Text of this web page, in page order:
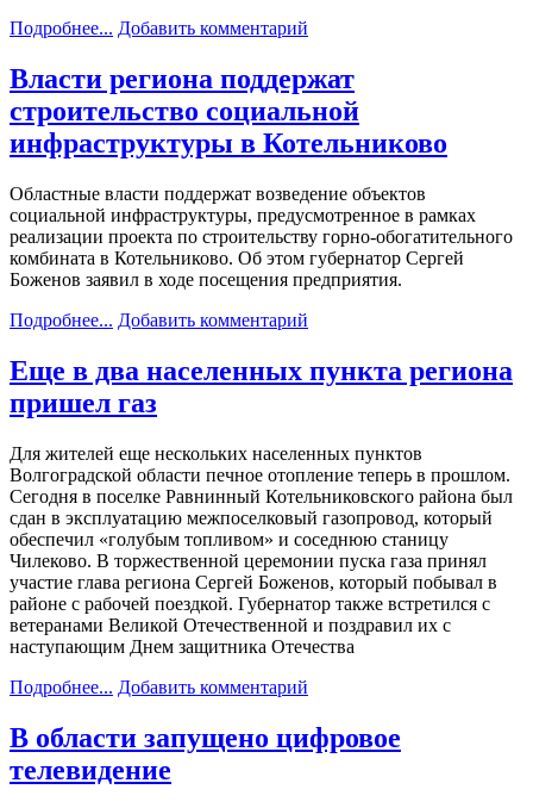
Подробнее... Добавить комментарий
Власти региона поддержат
строительство социальной
инфраструктуры в Котельниково
Областные власти поддержат возведение объектов
социальной инфраструктуры, предусмотренное в рамках
реализации проекта по строительству горно-обогатительного
комбината в Котельниково. Об этом губернатор Сергей
Боженов заявил в ходе посещения предприятия.
Подробнее... Добавить комментарий
Еще в два населенных пункта региона
пришел газ
Для жителей еще нескольких населенных пунктов
Волгоградской области печное отопление теперь в прошлом.
Сегодня в поселке Равнинный Котельниковского района был
сдан в эксплуатацию межпоселковый газопровод, который
обеспечил «голубым топливом» и соседнюю станицу
Чилеково. В торжественной церемонии пуска газа принял
участие глава региона Сергей Боженов, который побывал в
районе с рабочей поездкой. Губернатор также встретился с
ветеранами Великой Отечественной и поздравил их с
наступающим Днем защитника Отечества
Подробнее... Добавить комментарий
В области запущено цифровое
телевидение